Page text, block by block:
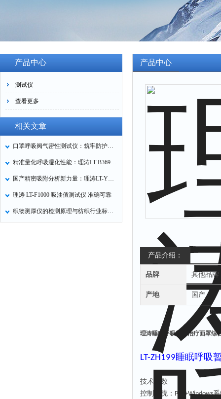
产品中心
测试仪
查看更多
相关文章
口罩呼吸阀气密性测试仪：筑牢防护口罩的质量关卡
精准量化呼吸湿化性能：理涛LT-B369湿化器数据采集装置技术解析
国产精密吸附分析新力量：理涛LT-Y019A全自动高压吸附仪的性能与应用解析
理涛 LT-F1000 吸油值测试仪 准确可靠
织物测厚仪的检测原理与纺织行业标准化应用
产品中心
产品介绍：
品牌 其他品牌
产地 国产
理涛睡眠呼吸暂停治疗面罩综
LT-ZH199睡眠呼吸
技术参数
控制系统： PLC+Windows